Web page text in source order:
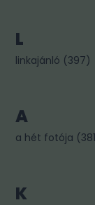
L
linkajánló (397)
A
a hét fotója (381
K